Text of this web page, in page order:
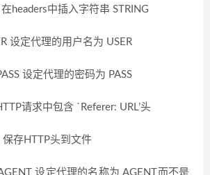
headers中插入字符串 STRING
设定代理的用户名为 USER
设定代理的密码为 PASS
请求中包含 `Referer: URL’头
保存HTTP头到文件
设定代理的名称为 AGENT而不是